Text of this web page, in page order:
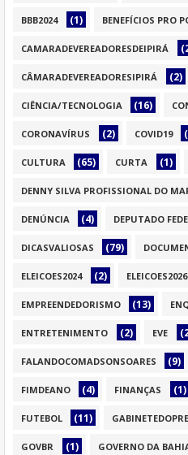
BBB2024 (1) BENEFÍCIOS PRO
CAMARADEVEREADORESDEIPIRÁ
CÂMARADEVEREADORESIPIRÁ (2)
CIÊNCIA/TECNOLOGIA (16)
CORONAVÍRUS (2) COVID19
CULTURA (65) CURTA (1)
DENNY SILVA PROFISSIONAL DO
DENÚNCIA (4) DEPUTADO
DICASVALIOSAS (79)
ELEICOES2024 (2) ELEICOES2026
EMPREENDEDORISMO (13)
ENTRETENIMENTO (2) EVE
FALANDOCOMADSONSOARES (9)
FIMDEANO (4) FINANÇAS (1)
FUTEBOL (11)
GOVBR (1) GOVERNO DA